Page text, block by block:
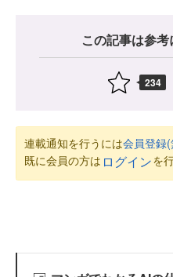
この記事は参
234
連載通知を行うには会員登録
既に会員の方は ログインを